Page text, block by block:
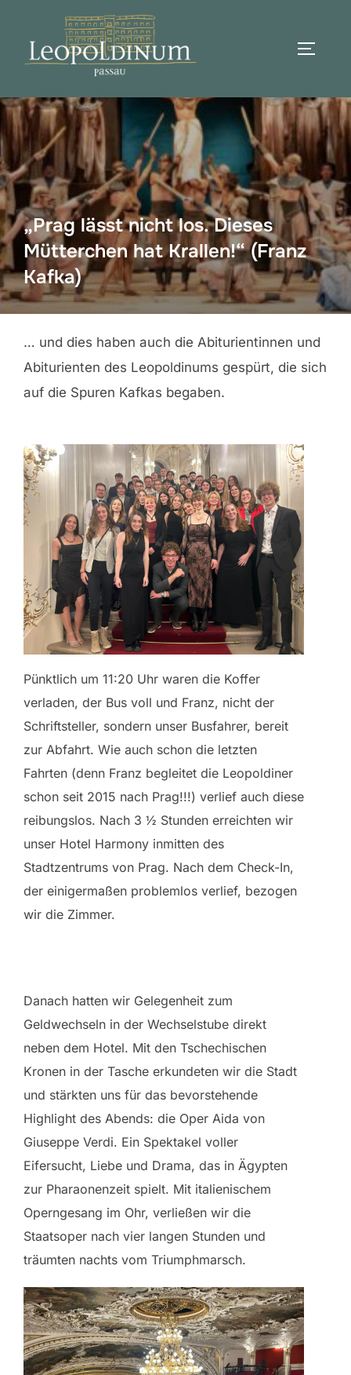
springen
Suchen
„Prag lässt nicht los. Dieses
Mütterchen hat Krallen!“ (Franz
Kafka)
… und dies haben auch die Abiturientinnen und
Abiturienten des Leopoldinums gespürt, die sich
auf die Spuren Kafkas begaben.
Pünktlich um 11:20 Uhr waren die Koffer
verladen, der Bus voll und Franz, nicht der
Schriftsteller, sondern unser Busfahrer, bereit
zur Abfahrt. Wie auch schon die letzten
Fahrten (denn Franz begleitet die Leopoldiner
schon seit 2015 nach Prag!!!) verlief auch diese
reibungslos. Nach 3 ½ Stunden erreichten wir
unser Hotel Harmony inmitten des
Stadtzentrums von Prag. Nach dem Check-In,
der einigermaßen problemlos verlief, bezogen
wir die Zimmer.
Danach hatten wir Gelegenheit zum
Geldwechseln in der Wechselstube direkt
neben dem Hotel. Mit den Tschechischen
Kronen in der Tasche erkundeten wir die Stadt
und stärkten uns für das bevorstehende
Highlight des Abends: die Oper Aida von
Giuseppe Verdi. Ein Spektakel voller
Eifersucht, Liebe und Drama, das in Ägypten
zur Pharaonenzeit spielt. Mit italienischem
Operngesang im Ohr, verließen wir die
Staatsoper nach vier langen Stunden und
träumten nachts vom Triumphmarsch.